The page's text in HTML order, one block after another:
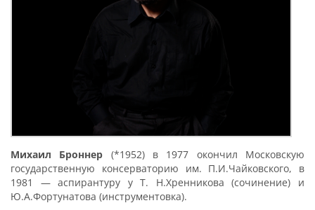
Михаил Броннер (*1952) в 1977 окончил Московскую
государственную консерваторию им. П.И.Чайковского, в
1981 — аспирантуру у Т. Н.Хренникова (сочинение) и
Ю.А.Фортунатова (инструментовка).